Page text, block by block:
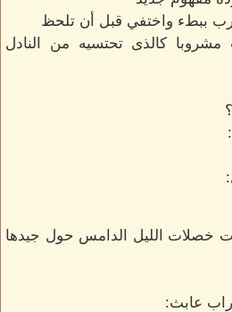
ببطء واختفي قبل أن تلحظ
كالذى تحتسيه من النادل
خصلات الليل الدامس حول جيدها
عابث: